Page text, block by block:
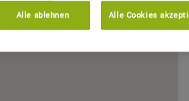
Alle ablehnen Alle Cookies